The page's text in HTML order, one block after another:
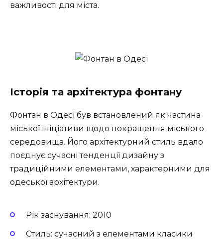
важливості для міста.
Історія та архітектура фонтану
Фонтан в Одесі був встановлений як частина
міської ініціативи щодо покращення міського
середовища. Його архітектурний стиль вдало
поєднує сучасні тенденції дизайну з
традиційними елементами, характерними для
одеської архітектури.
Рік заснування: 2010
Стиль: сучасний з елементами класики